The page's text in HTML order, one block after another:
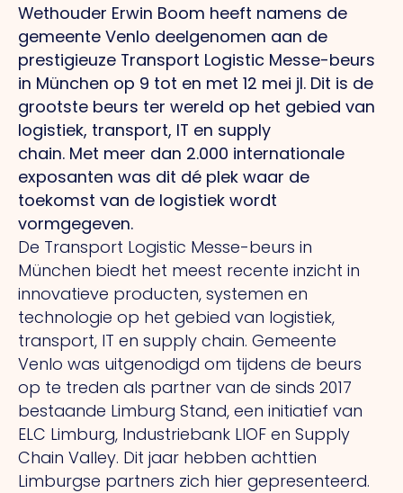
Wethouder Erwin Boom heeft namens de
gemeente Venlo deelgenomen aan de
prestigieuze Transport Logistic Messe-beurs
in München op 9 tot en met 12 mei jl. Dit is de
grootste beurs ter wereld op het gebied van
logistiek, transport, IT en supply
chain. Met meer dan 2.000 internationale
exposanten was dit dé plek waar de
toekomst van de logistiek wordt
vormgegeven.
De Transport Logistic Messe-beurs in
München biedt het meest recente inzicht in
innovatieve producten, systemen en
technologie op het gebied van logistiek,
transport, IT en supply chain. Gemeente
Venlo was uitgenodigd om tijdens de beurs
op te treden als partner van de sinds 2017
bestaande Limburg Stand, een initiatief van
ELC Limburg, Industriebank LIOF en Supply
Chain Valley. Dit jaar hebben achttien
Limburgse partners zich hier gepresenteerd.